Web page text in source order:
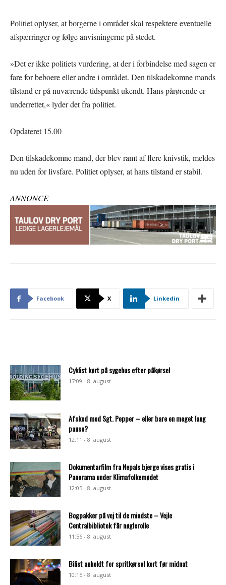
Politiet oplyser, at borgerne i området skal respektere eventuelle
afspærringer og følge anvisningerne på stedet.
»Det er ikke politiets vurdering, at der i forbindelse med sagen er
fare for beboere eller andre i området. Den tilskadekomne mands
tilstand er på nuværende tidspunkt ukendt. Hans pårørende er
underrettet,« lyder det fra politiet.
Opdateret 15.00
Den tilskadekomne mand, der blev ramt af flere knivstik, meldes
nu uden for livsfare. Politiet oplyser, at hans tilstand er stabil.
ANNONCE
Facebook X Linkedin
Cyklist kørt på sygehus efter påkørsel
17:09 - 8. august
Afsked med Sgt. Pepper – eller bare en meget lang
pause?
12:11 - 8. august
Dokumentarfilm fra Nepals bjerge vises gratis i
Panorama under Klimafolkemødet
12:05 - 8. august
Bogpakker på vej til de mindste – Vejle
Centralbibliotek får nøglerolle
11:56 - 8. august
Bilist anholdt for spritkørsel kort før midnat
10:15 - 8. august